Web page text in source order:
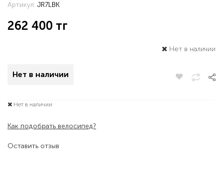
Оставить отзыв
Артикул: JR7LBK
262 400 тг
Нет в наличии
Нет в наличии
Нет в наличии
Как подобрать велосипед?